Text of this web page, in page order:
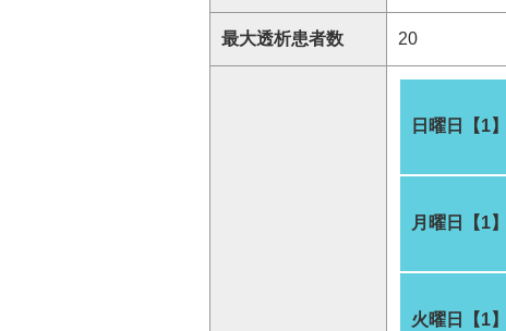
最大透析患者数 20
日曜日【1】
月曜日【1】
火曜日【1】